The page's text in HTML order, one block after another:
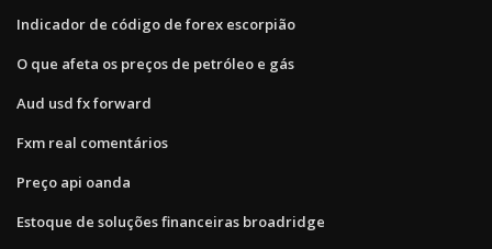
Indicador de código de forex escorpião
O que afeta os preços de petróleo e gás
Aud usd fx forward
Fxm real comentários
Preço api oanda
Estoque de soluções financeiras broadridge